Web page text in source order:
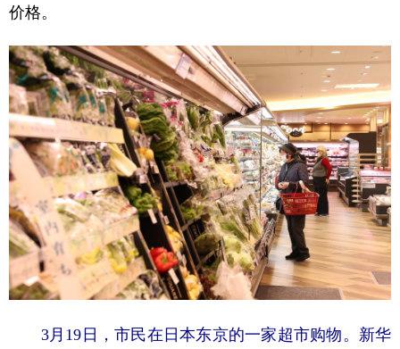
公益 一带一路 亚太网 上市公司
文化产业
地方频道
北京 天津 河北 山西
辽宁 吉林 上海 江苏
浙江 安徽 福建 江西
山东 河南 湖北 湖南
价格。
3月19日，市民在日本东京的一家超市购物。新华